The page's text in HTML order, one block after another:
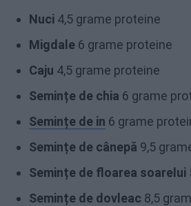
Nuci 4,5 grame proteine
Migdale 6 grame proteine
Caju 4,5 grame proteine
Semințe de chia 6 grame
Semințe de in 6 grame
Semințe de cânepă 9,5
Semințe de floarea soarelui
Semințe de dovleac 8,5